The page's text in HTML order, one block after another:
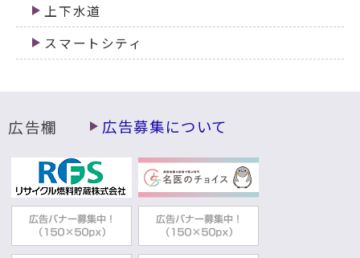
上下水道
スマートシティ
広告欄 広告募集について